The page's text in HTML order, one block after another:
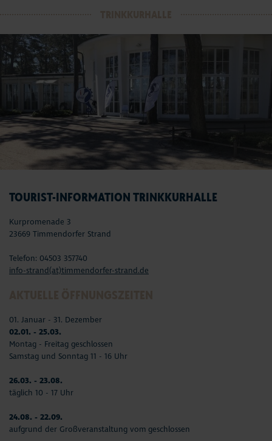
TOURIST-INFORMATION TRINKKURHALLE
Kurpromenade 3
23669 Timmendorfer Strand
Telefon: 04503 357740
info-strand(at)timmendorfer-strand.de
01. Januar - 31. Dezember
02.01. - 25.03.
Montag - Freitag geschlossen
Samstag und Sonntag 11 - 16 Uhr
26.03. - 23.08.
täglich 10 - 17 Uhr
24.08. - 22.09.
aufgrund der Großveranstaltung vom geschlossen